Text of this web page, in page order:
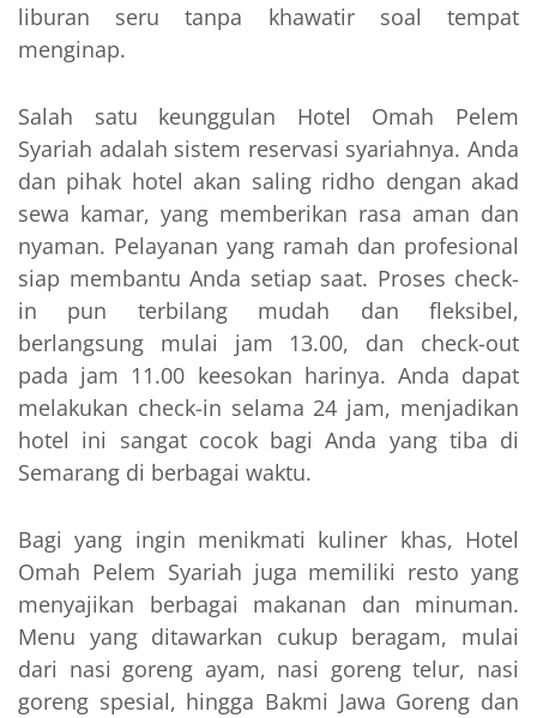
liburan seru tanpa khawatir soal tempat
menginap.
Salah satu keunggulan Hotel Omah Pelem
Syariah adalah sistem reservasi syariahnya. Anda
dan pihak hotel akan saling ridho dengan akad
sewa kamar, yang memberikan rasa aman dan
nyaman. Pelayanan yang ramah dan profesional
siap membantu Anda setiap saat. Proses check-
in pun terbilang mudah dan fleksibel,
berlangsung mulai jam 13.00, dan check-out
pada jam 11.00 keesokan harinya. Anda dapat
melakukan check-in selama 24 jam, menjadikan
hotel ini sangat cocok bagi Anda yang tiba di
Semarang di berbagai waktu.
Bagi yang ingin menikmati kuliner khas, Hotel
Omah Pelem Syariah juga memiliki resto yang
menyajikan berbagai makanan dan minuman.
Menu yang ditawarkan cukup beragam, mulai
dari nasi goreng ayam, nasi goreng telur, nasi
goreng spesial, hingga Bakmi Jawa Goreng dan